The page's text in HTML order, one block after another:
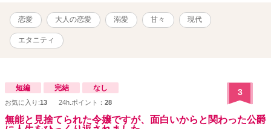
有)。 ※表紙にAIを利用しています。 ※R18は*マークを付けていま
す。
恋愛 大人の恋愛 溺愛 甘々 現代
エタニティ
短編 完結 なし
お気に入り:13 24h.ポイント： 28
3
無能と見捨てられた令嬢ですが、面白いからと関わった公爵